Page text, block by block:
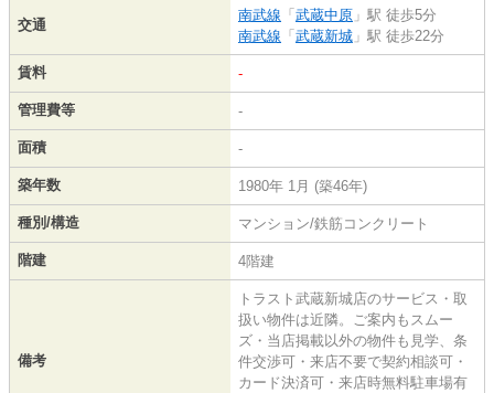
交通
南武線 「 武蔵中原 」駅 徒歩5分
南武線 「 武蔵新城 」駅 徒歩22分
賃料 -
管理費等 -
面積 -
築年数 1980年 1月 (築46年)
種別/構造 マンション/鉄筋コンクリート
階建 4階建
備考
トラスト武蔵新城店のサービス・取
扱い物件は近隣。ご案内もスムー
ズ・当店掲載以外の物件も見学、条
件交渉可・来店不要で契約相談可・
カード決済可・来店時無料駐車場有